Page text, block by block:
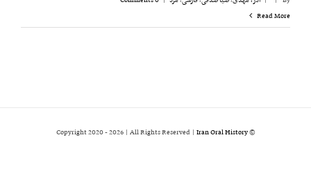
Read More
© Copyright 2020 -
2026 | All Rights Reserved | Iran Oral History